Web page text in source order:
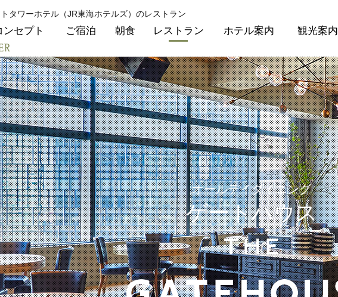
タワーホテル（JR東海ホテルズ）のレストラン
ンセプト ご宿泊 朝食 レストラン ホテル案内 観光案内
オールデイダイニング
ゲートハウス